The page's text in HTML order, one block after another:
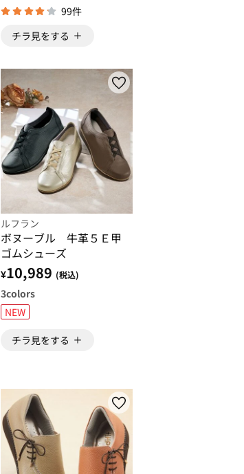
99件
チラ見をする
ルフラン
ボヌーブル 牛革５Ｅ甲
ゴムシューズ
¥10,989 (税込)
3colors
NEW
チラ見をする